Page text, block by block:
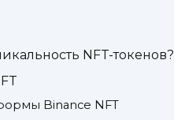
NFT-токенов?
Binance NFT